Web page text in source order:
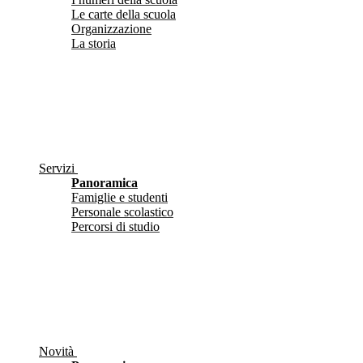
Le carte della scuola
Organizzazione
La storia
Servizi
Panoramica
Famiglie e studenti
Personale scolastico
Percorsi di studio
Novità